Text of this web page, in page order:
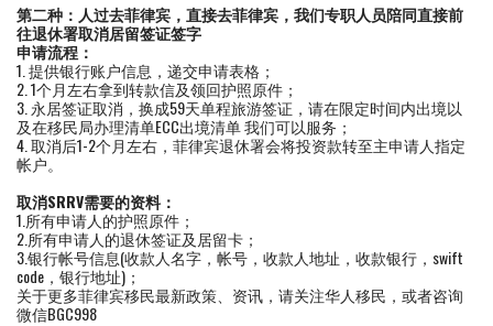
第二种：人过去菲律宾，直接去菲律宾，我们专职人员陪同直接前
往退休署取消居留签证签字
申请流程：
1. 提供银行账户信息，递交申请表格；
2. 1个月左右拿到转款信及领回护照原件；
3. 永居签证取消，换成59天单程旅游签证，请在限定时间内出境以
及在移民局办理清单ECC出境清单 我们可以服务；
4. 取消后1-2个月左右，菲律宾退休署会将投资款转至主申请人指定
帐户。
取消SRRV需要的资料：
1.所有申请人的护照原件；
2.所有申请人的退休签证及居留卡；
3.银行帐号信息(收款人名字，帐号，收款人地址，收款银行，swift
code，银行地址)；
关于更多菲律宾移民最新政策、资讯，请关注华人移民，或者咨询
微信BGC998